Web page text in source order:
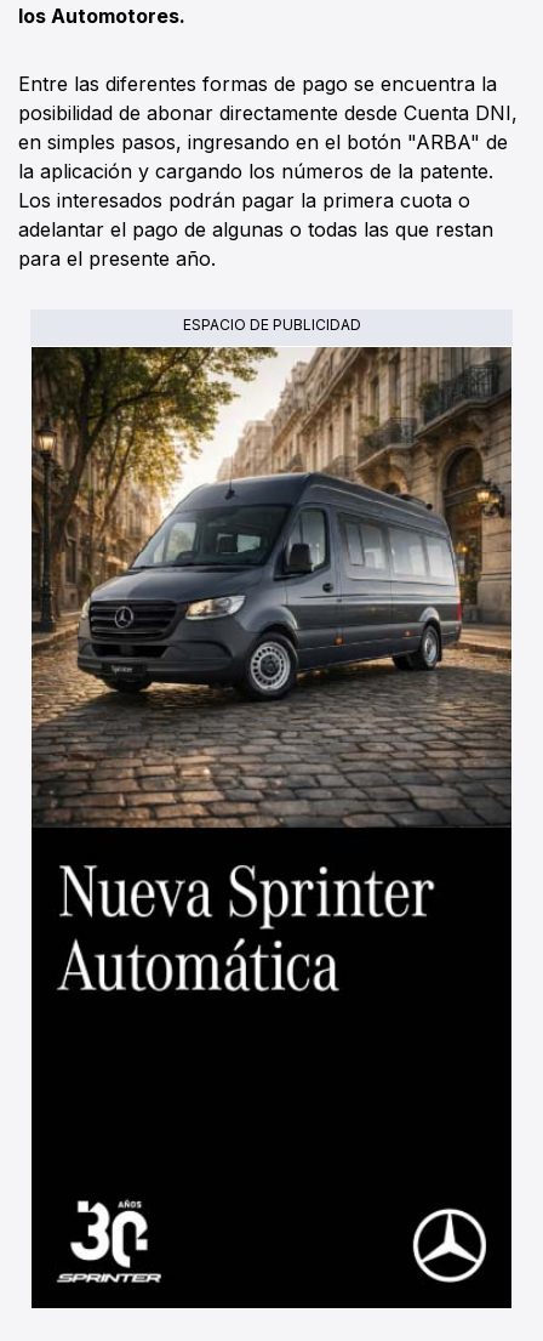
los Automotores.
Entre las diferentes formas de pago se encuentra la
posibilidad de abonar directamente desde Cuenta DNI,
en simples pasos, ingresando en el botón "ARBA" de
la aplicación y cargando los números de la patente.
Los interesados podrán pagar la primera cuota o
adelantar el pago de algunas o todas las que restan
para el presente año.
ESPACIO DE PUBLICIDAD